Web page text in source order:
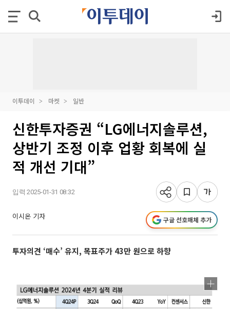
이투데이 마켓 일반
신한투자증권 “LG에너지솔루션,
상반기 조정 이후 업황 회복에 실
적 개선 기대”
입력 2025-01-31 08:32
이시온 기자 구글 선호매체 추가
투자의견 ‘매수’ 유지, 목표주가 43만 원으로 하향